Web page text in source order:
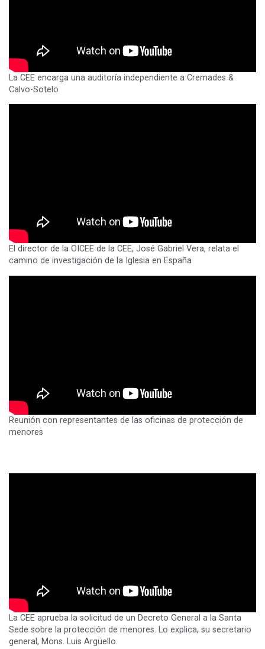
La CEE encarga una auditoría independiente a Cremades &
Calvo-Sotelo
El director de la OICEE de la CEE, José Gabriel Vera, relata el
camino de investigación de la Iglesia en España
Reunión con representantes de las oficinas de protección de
menores
La CEE aprueba la solicitud de un Decreto General a la Santa
Sede sobre la protección de menores. Lo explica, su secretario
general, Mons. Luis Argüello.